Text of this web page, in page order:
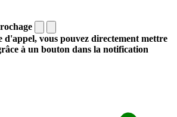
d'appel, vous pouvez directement mettre
à un bouton dans la notification